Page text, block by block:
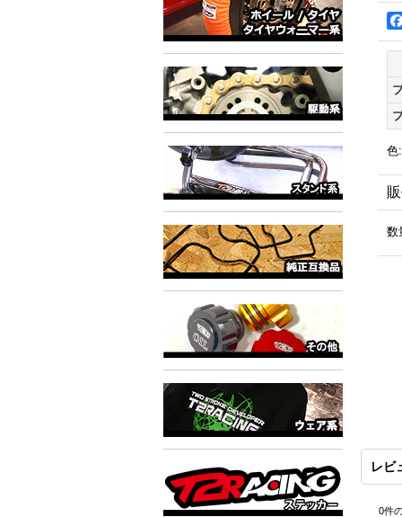
色:
数
レビ
0件